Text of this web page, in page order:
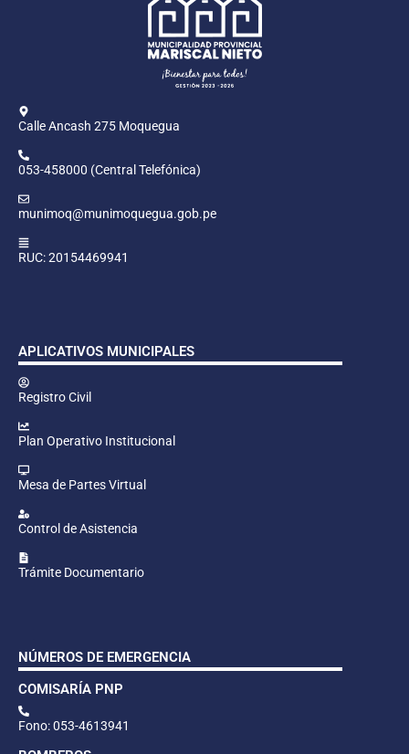
Calle Ancash 275 Moquegua
053-458000 (Central Telefónica)
munimoq@munimoquegua.gob.pe
RUC: 20154469941
APLICATIVOS MUNICIPALES
Registro Civil
Plan Operativo Institucional
Mesa de Partes Virtual
Control de Asistencia
Trámite Documentario
NÚMEROS DE EMERGENCIA
COMISARÍA PNP
Fono: 053-4613941